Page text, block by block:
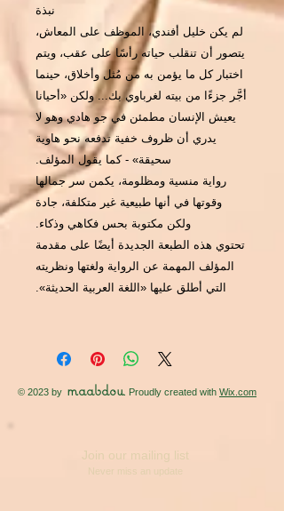
نبذة
لم يكن خليل أفندي، الموظف على المعاش،
يتصور أن تنقلب حياته رأسًا على عقب، ويتم
اختبار كل ما يؤمن به من مُثل وأخلاق، حينما
أجَّر جزءًا من بيته لغرباوي بك... ولكن «أحيانا
يعيش الإنسان مطمئن في جو هادي وهو لا
يدري أن ظروف خفية تدفعه نحو هاوية
سحيقة» - كما يقول المؤلف.
رواية منسية ومظلومة، يكمن سر جمالها
وقوتها في أنها طبيعية غير متكلفة، جادة
ولكن مكتوبة بحس فكاهي وذكاء.
تحتوي هذه الطبعة الجديدة أيضًا على مقدمة
المؤلف المهمة عن الرواية ولغتها ونظريته
التي أطلق عليها «اللغة العربية الحديثة».
© 2023 by maabdou. Proudly created with Wix.com
Join our mailing list